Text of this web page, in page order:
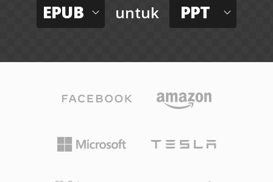
EPUB untuk PPT